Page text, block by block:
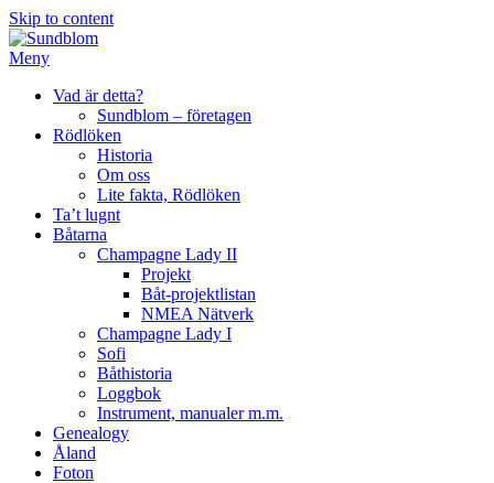
Skip to content
Meny
Vad är detta?
Sundblom – företagen
Rödlöken
Historia
Om oss
Lite fakta, Rödlöken
Ta’t lugnt
Båtarna
Champagne Lady II
Projekt
Båt-projektlistan
NMEA Nätverk
Champagne Lady I
Sofi
Båthistoria
Loggbok
Instrument, manualer m.m.
Genealogy
Åland
Foton